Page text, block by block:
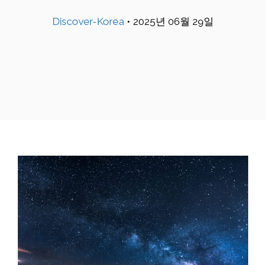
Discover-Korea • 2025년 06월 29일